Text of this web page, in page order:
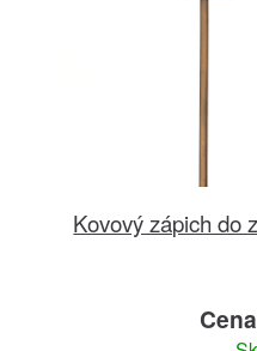
Kovový zápich do